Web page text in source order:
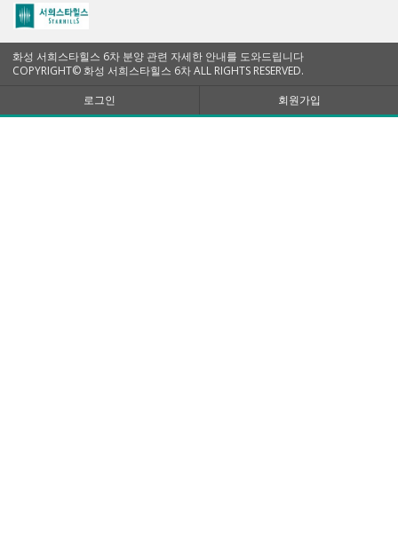
화성 서희스타힐스 6차 분양 관련 자세한 안내를 도와드립니다
COPYRIGHT© 화성 서희스타힐스 6차 ALL RIGHTS RESERVED.
로그인
회원가입